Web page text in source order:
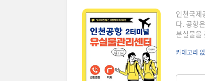
인천국제
다. 공항
분실물을
렸다면
하는 것
카테고리